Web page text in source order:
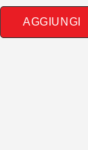
AGGIUNGI